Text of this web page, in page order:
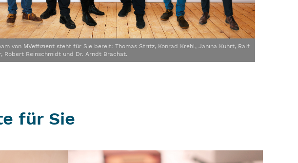
von MVeffizient steht für Sie bereit: Thomas Stritz, Konrad Krehl, Janina Kuhrt, Ralf
Robert Reinschmidt und Dr. Arndt Brachat.
für Sie